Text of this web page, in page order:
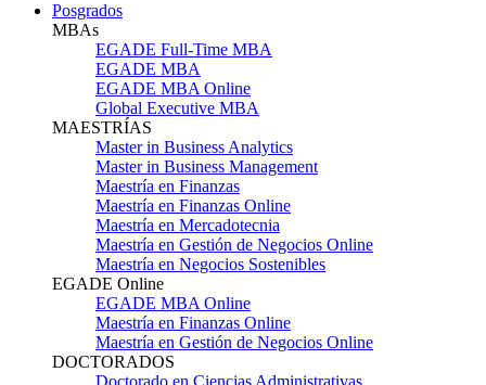
Posgrados
MBAs
EGADE Full-Time MBA
EGADE MBA
EGADE MBA Online
Global Executive MBA
MAESTRÍAS
Master in Business Analytics
Master in Business Management
Maestría en Finanzas
Maestría en Finanzas Online
Maestría en Mercadotecnia
Maestría en Gestión de Negocios Online
Maestría en Negocios Sostenibles
EGADE Online
EGADE MBA Online
Maestría en Finanzas Online
Maestría en Gestión de Negocios Online
DOCTORADOS
Doctorado en Ciencias Administrativas